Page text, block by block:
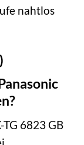
nahtlos
6823 GB